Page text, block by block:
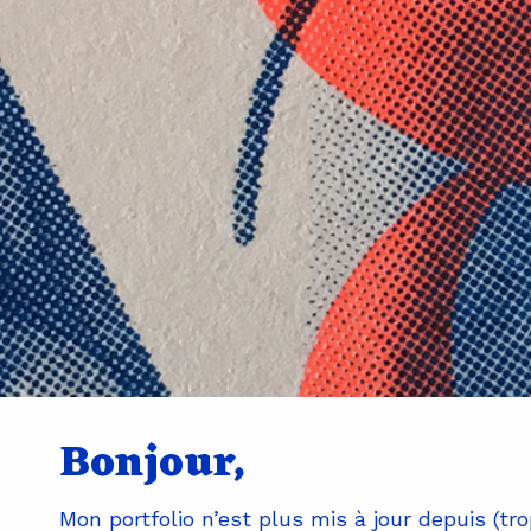
Bonjour,
Mon portfolio n’est plus mis à jour depuis